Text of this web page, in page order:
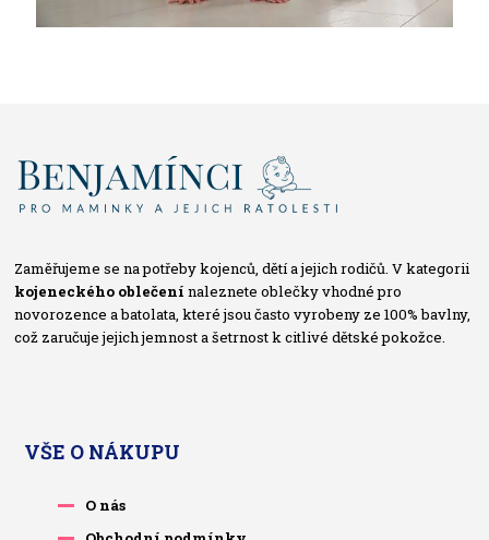
Zaměřujeme se na potřeby kojenců, dětí a jejich rodičů. V kategorii
kojeneckého oblečení naleznete oblečky vhodné pro
novorozence a batolata, které jsou často vyrobeny ze 100% bavlny,
což zaručuje jejich jemnost a šetrnost k citlivé dětské pokožce.
VŠE O NÁKUPU
O nás